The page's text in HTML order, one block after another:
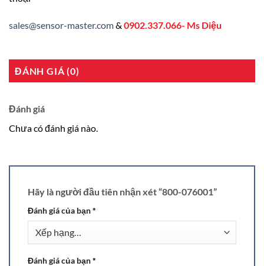
sales@sensor-master.com& 0902.337.066- Ms Diệu
ĐÁNH GIÁ (0)
Đánh giá
Chưa có đánh giá nào.
Hãy là người đầu tiên nhận xét “800-076001”
Đánh giá của bạn*
Đánh giá của bạn*